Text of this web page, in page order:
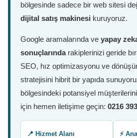
bölgesinde sadece bir web sitesi
dijital satış makinesi kuruyoruz.
Google aramalarında ve yapay
sonuçlarındarakiplerinizi geride
SEO, hız optimizasyonu ve
stratejisini hibrit bir yapıda
bölgesindeki potansiyel
için hemen iletişime geçin: 0216
📍 Hizmet Alanı
⚡